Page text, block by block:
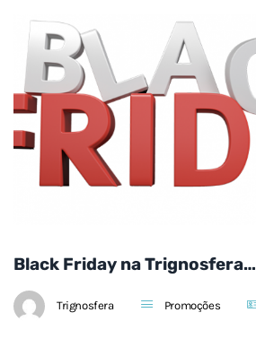
Black Friday na Trignosfera…
Trignosfera Promoções